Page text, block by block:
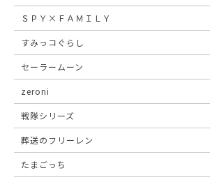
ＳＰＹ×ＦＡＭＩＬＹ
すみっコぐらし
セーラームーン
zeroni
戦隊シリーズ
葬送のフリーレン
たまごっち